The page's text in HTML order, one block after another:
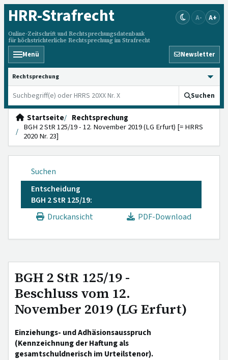
HRR-Strafrecht
Online-Zeitschrift und Rechtsprechungsdatenbank
für höchstrichterliche Rechtsprechung im Strafrecht
A- A+
Menü Newsletter
HRRS durchsuchen
Suchen
Startseite
Rechtsprechung
BGH 2 StR 125/19 - 12. November 2019 (LG Erfurt) [= HRRS
2020 Nr. 23]
Suchen
Entscheidung
BGH 2 StR 125/19:
Druckansicht
PDF-Download
BGH 2 StR 125/19 -
Beschluss vom 12.
November 2019 (LG Erfurt)
Einziehungs- und Adhäsionsausspruch
(Kennzeichnung der Haftung als
gesamtschuldnerisch im Urteilstenor).